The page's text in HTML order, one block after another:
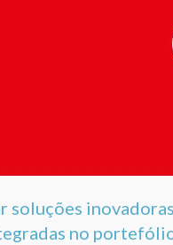
soluções
no